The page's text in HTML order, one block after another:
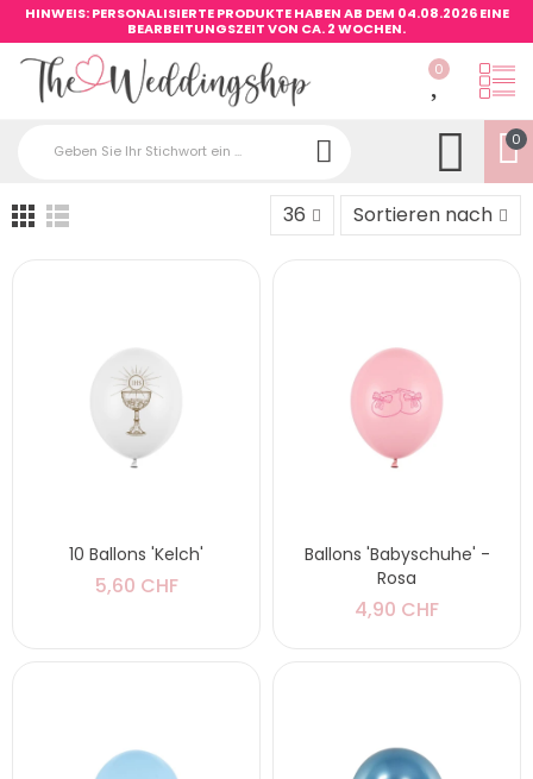
HINWEIS: PERSONALISIERTE PRODUKTE HABEN AB DEM 04.08.2026 EINE
BEARBEITUNGSZEIT VON CA. 2 WOCHEN.
0
0
36 Sortieren nach
10 Ballons 'Kelch'
5,60 CHF
Ballons 'Babyschuhe' -
Rosa
4,90 CHF